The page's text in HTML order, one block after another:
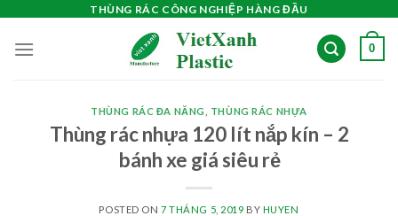
content
THÙNG RÁC CÔNG NGHIỆP HÀNG ĐẦU
0
THÙNG RÁC ĐA NĂNG THÙNG RÁC NHỰA
Thùng rác nhựa 120 lít nắp kín – 2
bánh xe giá siêu rẻ
POSTED ON7 THÁNG 5, 2019 BY HUYEN